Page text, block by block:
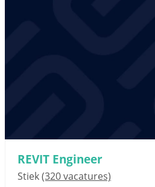
REVIT Engineer
Stiek(320 vacatures)